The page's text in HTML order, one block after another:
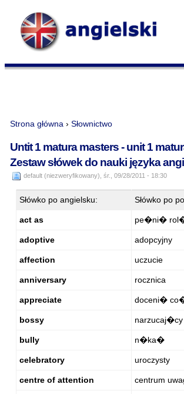
Strona główna› Słownictwo
Untit 1 matura masters - unit 1
Zestaw słówek do nauki języka
default (niezweryfikowany), śr., 09/28/2011 - 18:30
Słówko po angielsku: Słówko po
act as pe�ni�
adoptive adopcyjny
affection uczucie
anniversary rocznica
appreciate doceni�
bossy
bully n�ka�
celebratory uroczysty
centre of attention centrum